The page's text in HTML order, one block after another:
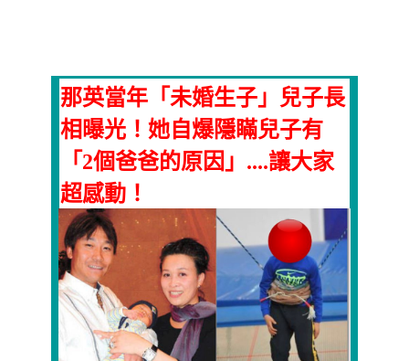
那英當年「未婚生子」兒子長
相曝光！她自爆隱瞞兒子有
「2個爸爸的原因」....讓大家
超感動！